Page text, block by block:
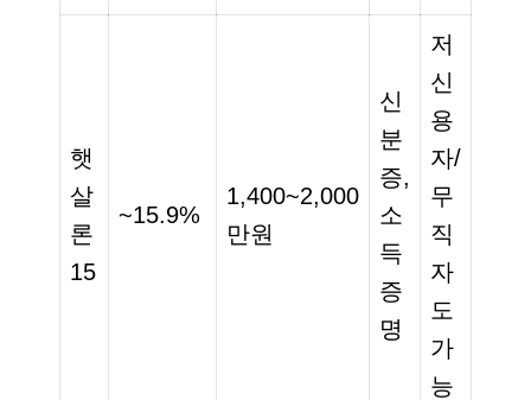
햇
살
론
15
~15.9%
1,400~2,000
만원
신
분
증,
소
득
증
명
저
신
용
자/
무
직
자
도
가
능